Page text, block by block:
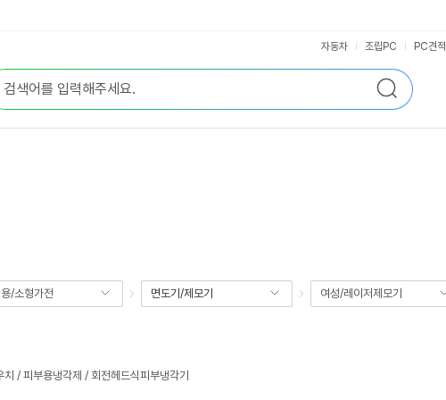
검
색
자동차 조립PC PC견적
/소형가전 면도기/제모기 여성/레이저제모기
/ 피부용냉각제 / 회전헤드식피부냉각기